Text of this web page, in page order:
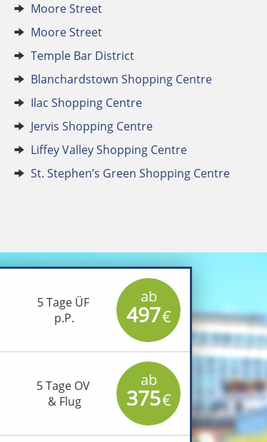
Moore Street
Moore Street
Temple Bar District
Blanchardstown Shopping Centre
Ilac Shopping Centre
Jervis Shopping Centre
Liffey Valley Shopping Centre
St. Stephen’s Green Shopping Centre
5 Tage ÜF
p.P.
ab
497€
5 Tage OV
& Flug
ab
375€